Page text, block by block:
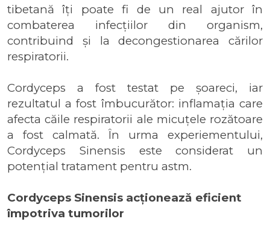
tibetană îți poate fi de un real ajutor în
combaterea infecțiilor din organism,
contribuind și la decongestionarea cărilor
respiratorii.
Cordyceps a fost testat pe șoareci, iar
rezultatul a fost îmbucurător: inflamația care
afecta căile respiratorii ale micuțele rozătoare
a fost calmată. În urma experiementului,
Cordyceps Sinensis este considerat un
potențial tratament pentru astm.
Cordyceps Sinensis acționează eficient
împotriva tumorilor